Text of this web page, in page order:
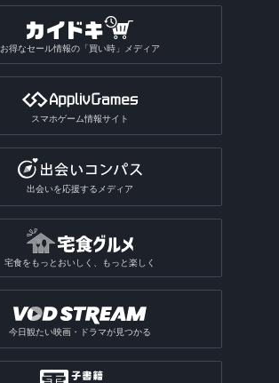
お得なセール情報の「買い時」メディア
スマホゲーム情報サイト
出会いを応援するメディア
宅食をもっとおいしく、もっと楽しく
今日観たい映画・ドラマが見つかる